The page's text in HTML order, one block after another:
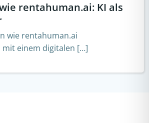
rentahuman.ai: KI als
wie rentahuman.ai
einem digitalen […]